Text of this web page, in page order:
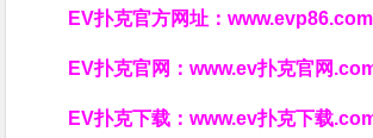
EV扑克官方网址：www.evp86.com
EV扑克官网：www.ev扑克官网
EV扑克下载：www.ev扑克下载